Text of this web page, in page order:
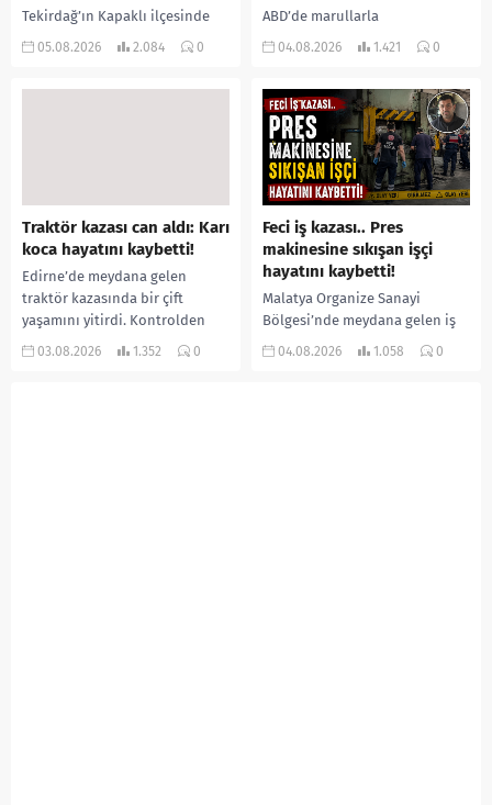
Tekirdağ’ın Kapaklı ilçesinde
bir kişiyi, arkadaşının eşiyle
05.08.2026 2.084 0
ABD’de marullarla
ilişkilendirilen siklospora
salgında vaka sayısının 20 bini
aştığı belirtilirken, sağlık...
04.08.2026 1.421 0
Traktör kazası can aldı: Karı
koca hayatını kaybetti!
Edirne’de meydana gelen
traktör kazasında bir çift
yaşamını yitirdi. Kontrolden
çıkarak devrilen traktörün
03.08.2026 1.352 0
Feci iş kazası.. Pres
makinesine sıkışan işçi
hayatını kaybetti!
Malatya Organize Sanayi
Bölgesi’nde meydana gelen iş
kazasında, pres makinesine
04.08.2026 1.058 0